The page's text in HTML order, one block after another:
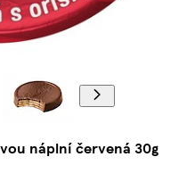
náplní červená 30g